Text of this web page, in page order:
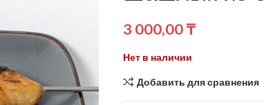
3 000,00₸
Нет в наличии
Добавить для сравнения